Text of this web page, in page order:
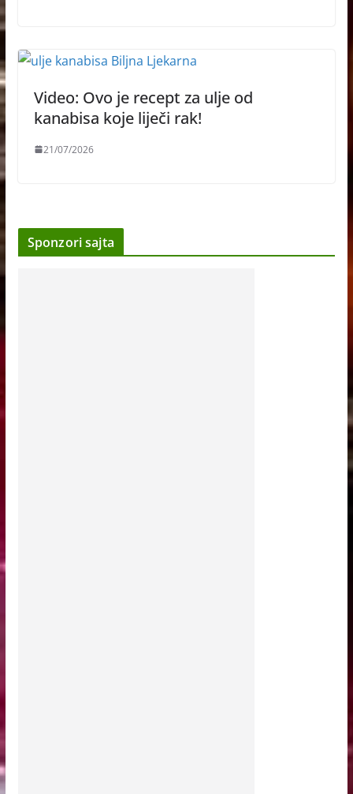
Video: Ovo je recept za ulje od
kanabisa koje liječi rak!
21/07/2026
Sponzori sajta